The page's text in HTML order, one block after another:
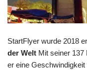
StartFlyer wurde 2018
der Welt Mit seiner 137
er eine